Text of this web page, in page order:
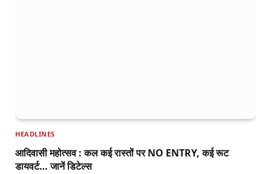
HEADLINES
आदिवासी महोत्सव : कल कई रास्तों पर NO ENTRY, कई रूट
डायवर्ट… जानें डिटेल्स